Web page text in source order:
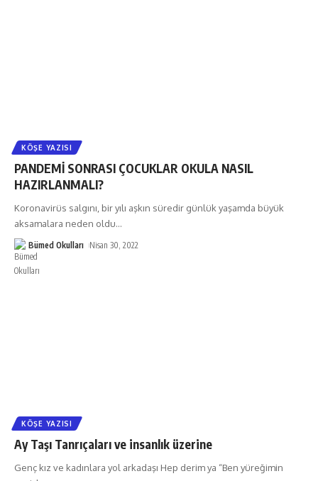
KÖŞE YAZISI
PANDEMİ SONRASI ÇOCUKLAR OKULA NASIL
HAZIRLANMALI?
Koronavirüs salgını, bir yılı aşkın süredir günlük yaşamda büyük
aksamalara neden oldu…
Bümed Okulları Nisan 30, 2022
KÖŞE YAZISI
Ay Taşı Tanrıçaları ve insanlık üzerine
Genç kız ve kadınlara yol arkadaşı Hep derim ya “Ben yüreğimin